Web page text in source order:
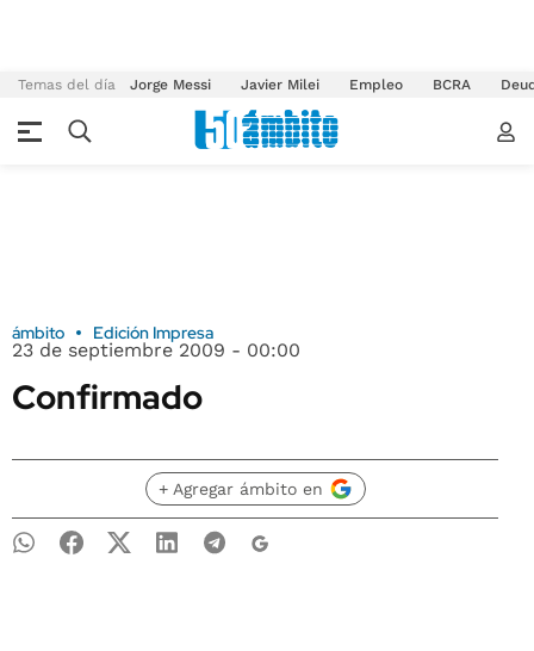
Temas del día Jorge Messi Javier Milei Empleo BCRA
ámbito Edición Impresa
23 de septiembre 2009 - 00:00
Confirmado
+ Agregar ámbito en